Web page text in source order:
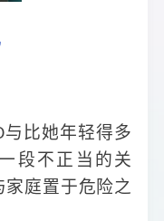
与比她年轻得多
段不正当的关
庭置于危险之